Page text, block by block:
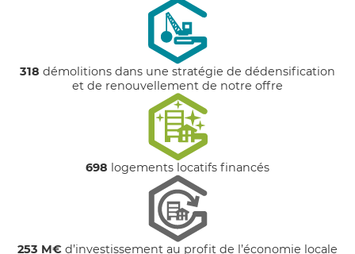
318 démolitions dans une stratégie de dédensification
et de renouvellement de notre offre
698 logements locatifs financés
253 M€ d’investissement au profit de l’économie locale